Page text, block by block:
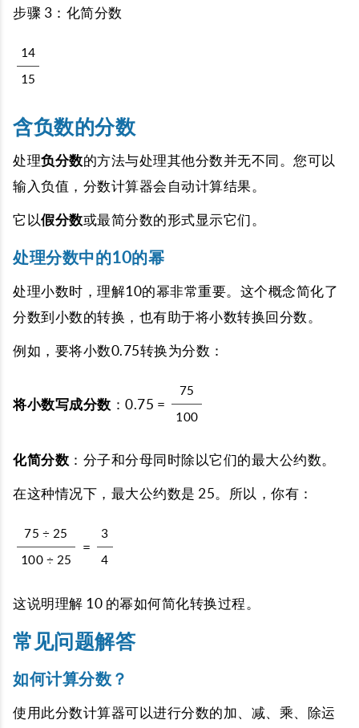
步骤 3：化简分数
14
15
含负数的分数
处理负分数的方法与处理其他分数并无不同。您可以
输入负值，分数计算器会自动计算结果。
它以假分数或最简分数的形式显示它们。
处理分数中的10的幂
处理小数时，理解10的幂非常重要。这个概念简化了
分数到小数的转换，也有助于将小数转换回分数。
例如，要将小数0.75转换为分数：
将小数写成分数 ：0.75 =
75
100
化简分数 ：分子和分母同时除以它们的最大公约数。
在这种情况下，最大公约数是 25。所以，你有：
75 ÷ 25
100 ÷ 25
=
3
4
这说明理解 10 的幂如何简化转换过程。
常见问题解答
如何计算分数？
使用此分数计算器可以进行分数的加、减、乘、除运